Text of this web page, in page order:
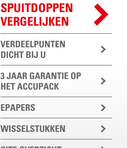
SPUITDOPPEN
VERGELIJKEN
VERDEELPUNTEN
DICHT BIJ U
3 JAAR GARANTIE OP
HET ACCUPACK
EPAPERS
WISSELSTUKKEN